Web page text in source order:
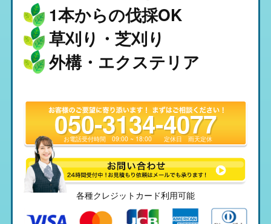
1本からの伐採OK
草刈り・芝刈り
外構・エクステリア
050-3134-4077
お電話受付時間09:00 ~ 18:00 定休日雨天定休
各種クレジットカード利用可能